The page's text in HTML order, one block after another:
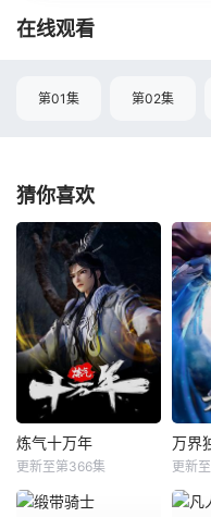
在线观看
第01集 第02集
猜你喜欢
炼气十万年
更新至第366集
万界
更新